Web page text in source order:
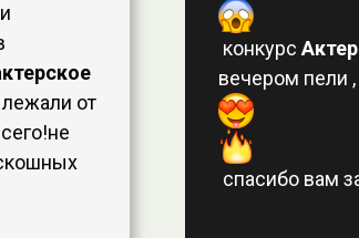
от
конкурс
вечером пели
спасибо вам